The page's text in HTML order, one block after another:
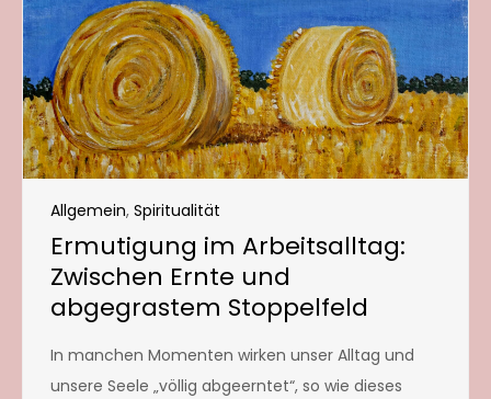
Allgemein, Spiritualität
Ermutigung im Arbeitsalltag:
Zwischen Ernte und
abgegrastem Stoppelfeld
In manchen Momenten wirken unser Alltag und
unsere Seele „völlig abgeerntet“, so wie dieses